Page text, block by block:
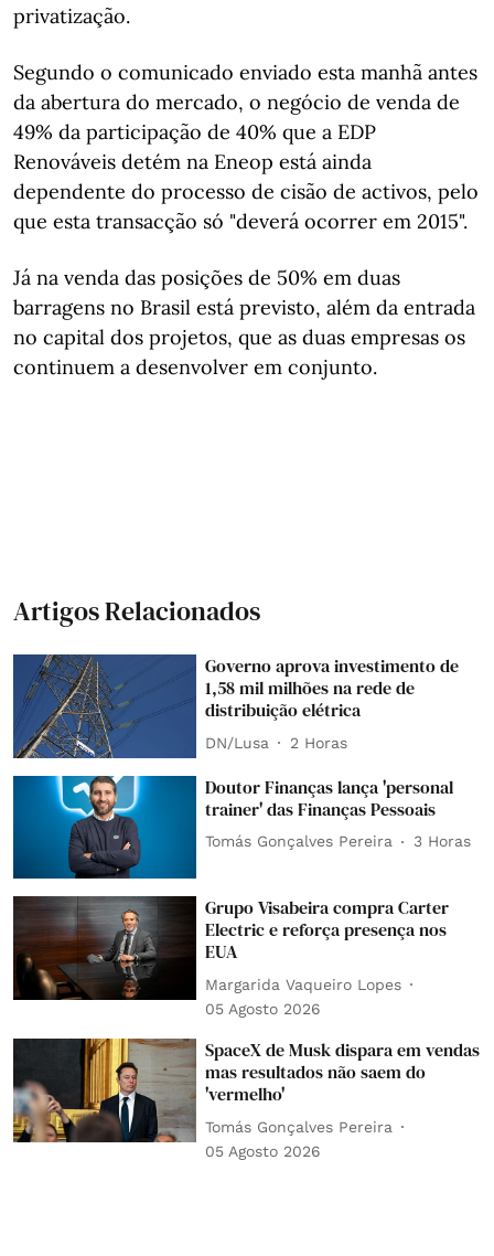
privatização.
Segundo o comunicado enviado esta manhã antes
da abertura do mercado, o negócio de venda de
49% da participação de 40% que a EDP
Renováveis detém na Eneop está ainda
dependente do processo de cisão de activos, pelo
que esta transacção só "deverá ocorrer em 2015".
Já na venda das posições de 50% em duas
barragens no Brasil está previsto, além da entrada
no capital dos projetos, que as duas empresas os
continuem a desenvolver em conjunto.
Artigos Relacionados
Governo aprova investimento de
1,58 mil milhões na rede de
distribuição elétrica
DN/Lusa 2 Horas
Doutor Finanças lança 'personal
trainer' das Finanças Pessoais
Tomás Gonçalves Pereira 3 Horas
Grupo Visabeira compra Carter
Electric e reforça presença nos
EUA
Margarida Vaqueiro Lopes
05 Agosto 2026
SpaceX de Musk dispara em vendas
mas resultados não saem do
'vermelho'
Tomás Gonçalves Pereira
05 Agosto 2026